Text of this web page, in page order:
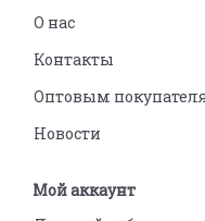
О нас
Контакты
Оптовым
Новости
Мой аккаунт